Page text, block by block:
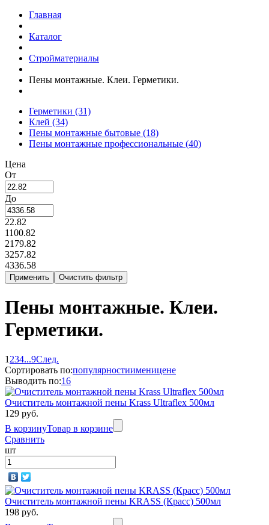
Главная
Каталог
Стройматериалы
Пены монтажные. Клеи. Герметики.
Герметики (31)
Клей (34)
Пены монтажные бытовые (18)
Пены монтажные профессиональные (40)
Цена
От
До
22.82
1100.82
2179.82
3257.82
4336.58
Пены монтажные. Клеи.
Герметики.
1 234...9След.
Сортировать по:популярностиименицене
Выводить по:16
Очиститель монтажной пены Krass Ultraflex 500мл
129 руб.
В корзинуТовар в корзине
Сравнить
шт
Очиститель монтажной пены KRASS (Красс) 500мл
198 руб.